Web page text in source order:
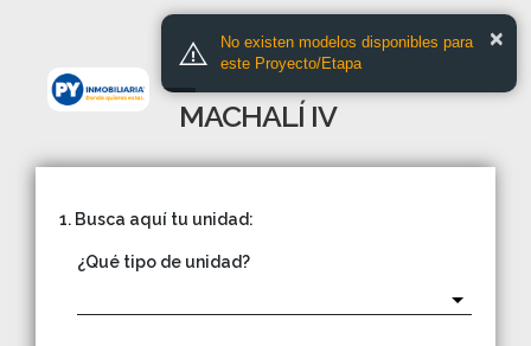
PROYECTO
EL REMANSO DE
MACHALÍ IV
1. Busca aquí tu unidad:
¿Qué tipo de unidad?
×
No existen modelos disponibles para
este Proyecto/Etapa